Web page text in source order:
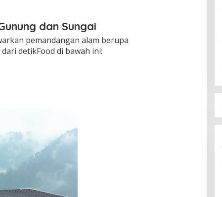
dan Sungai
pemandangan alam berupa
detikFood di bawah ini: